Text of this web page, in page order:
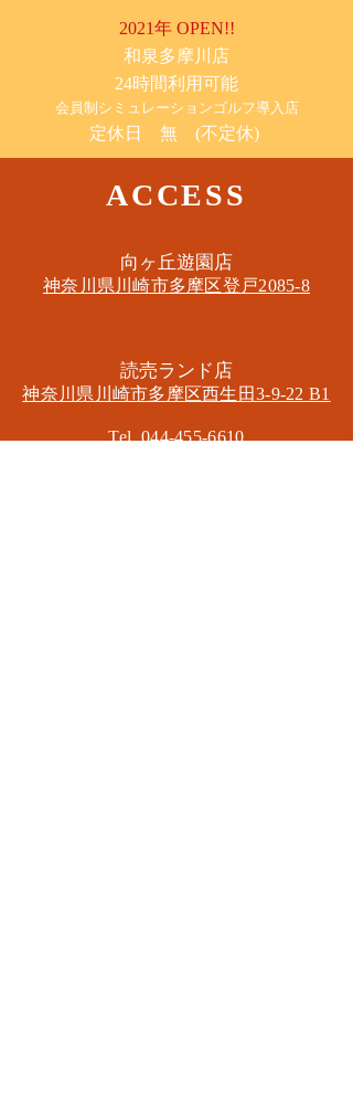
2021年 OPEN!!
​和泉多摩川店
24時間利用可能
​会員制シミュレーションゴルフ導入店
定休日 無 (不定休)
ACCESS
​向ヶ丘遊園店
神奈川県川崎市多摩区​登戸2085-8
​読売ランド店
神奈川県川崎市多摩区​西生田3-9-22 B1
Tel. 044-455-6610